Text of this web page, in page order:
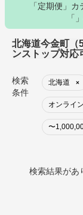
「定期便」
「
北海道今金町（
ンストップ対応
検索
条件
北海道 ×
オンライ
〜
検索結果があ